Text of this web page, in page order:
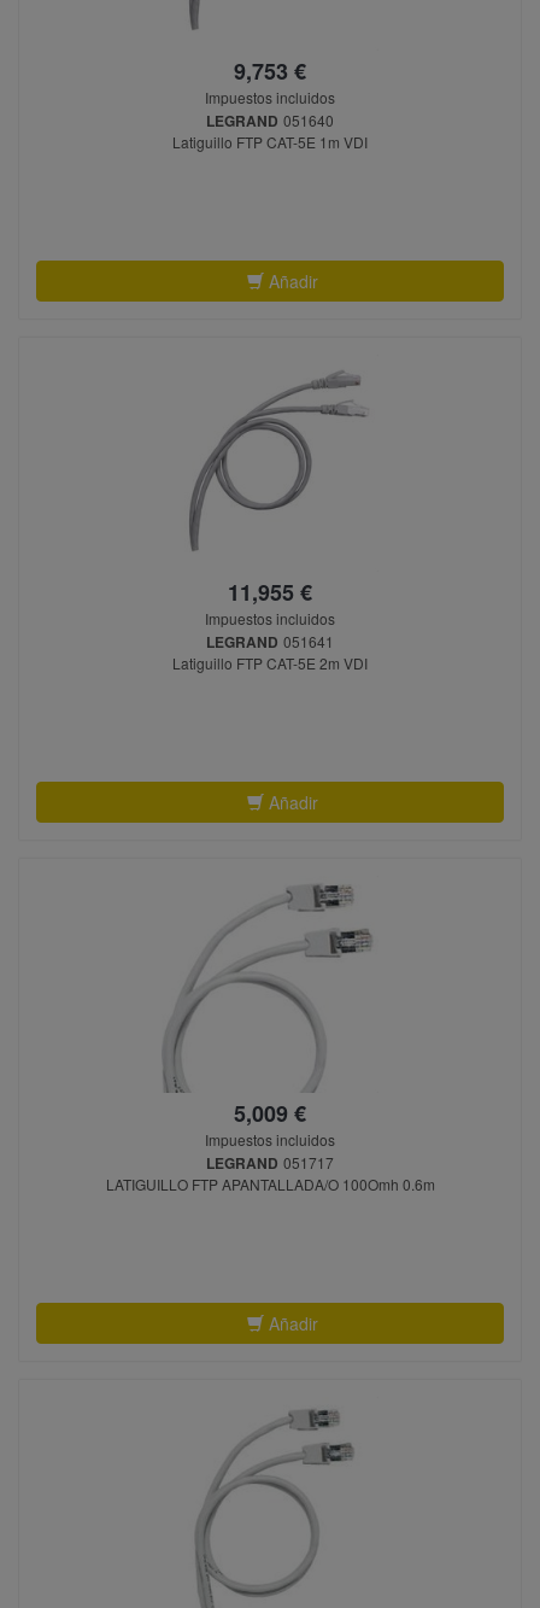
9,753 €
Impuestos incluidos
LEGRAND 051640
Latiguillo FTP CAT-5E 1m VDI
Añadir
11,955 €
Impuestos incluidos
LEGRAND 051641
Latiguillo FTP CAT-5E 2m VDI
Añadir
5,009 €
Impuestos incluidos
LEGRAND 051717
LATIGUILLO FTP APANTALLADA/O 100Omh 0.6m
Añadir